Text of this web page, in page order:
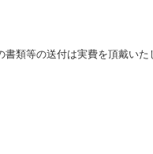
類等の送付は実費を頂戴いた